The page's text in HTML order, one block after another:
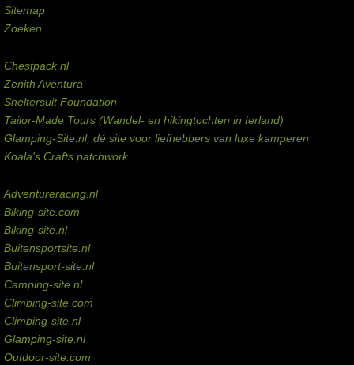
Sitemap
Zoeken
Chestpack.nl
Zenith Aventura
Sheltersuit Foundation
Tailor-Made Tours (Wandel- en hikingtochten in Ierland)
Glamping-Site.nl, dé site voor liefhebbers van luxe kamperen
Koala's Crafts patchwork
Adventureracing.nl
Biking-site.com
Biking-site.nl
Buitensportsite.nl
Buitensport-site.nl
Camping-site.nl
Climbing-site.com
Climbing-site.nl
Glamping-site.nl
Outdoor-site.com